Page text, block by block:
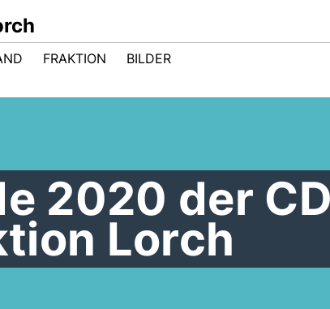
FRAKTION BILDER
2020 der
Lorch